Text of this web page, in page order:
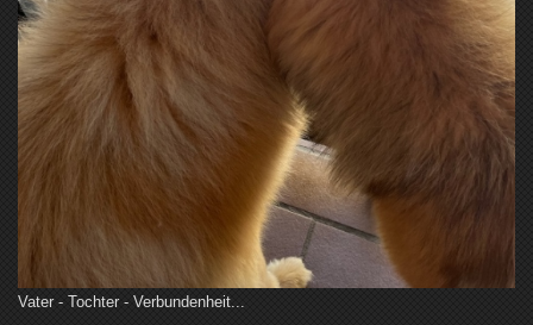
Vater - Tochter - Verbundenheit...